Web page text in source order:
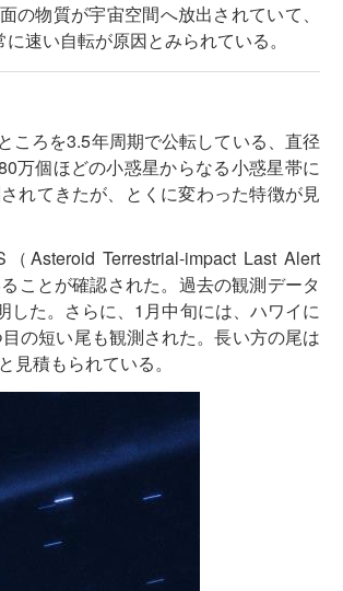
物質が宇宙空間へ放出されていて、
速い自転が原因とみられている。
ころを3.5年周期で公転している、直径
万個ほどの小惑星からなる小惑星帯に
れてきたが、とくに変わった特徴が見
Terrestrial-impact Last Alert
ことが確認された。過去の観測データ
した。さらに、1月中旬には、ハワイに
の短い尾も観測された。長い方の尾は
積もられている。